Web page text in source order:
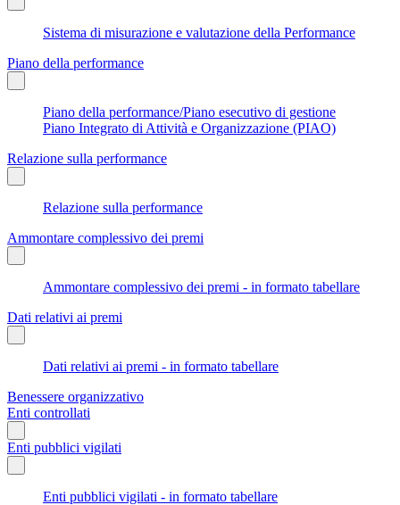
Sistema di misurazione e valutazione della Performance
Piano della performance
Piano della performance/Piano esecutivo di gestione
Piano Integrato di Attività e Organizzazione (PIAO)
Relazione sulla performance
Relazione sulla performance
Ammontare complessivo dei premi
Ammontare complessivo dei premi - in formato tabellare
Dati relativi ai premi
Dati relativi ai premi - in formato tabellare
Benessere organizzativo
Enti controllati
Enti pubblici vigilati
Enti pubblici vigilati - in formato tabellare